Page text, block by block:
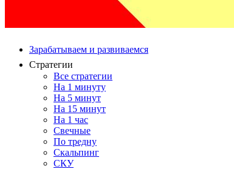
Зарабатываем и развиваемся
Стратегии
Все стратегии
На 1 минуту
На 5 минут
На 15 минут
На 1 час
Свечные
По тредну
Скальпинг
СКУ